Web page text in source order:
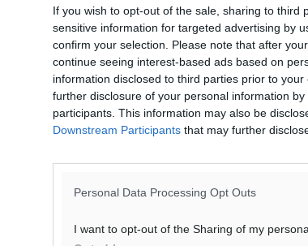
If you wish to opt-out of the sale, sharing to third
sensitive information for targeted advertising by
confirm your selection. Please note that after
continue seeing interest-based ads based on
information disclosed to third parties prior to
further disclosure of your personal information
participants. This information may also be
Downstream Participants that may further
Personal Data Processing Opt Outs
I want to opt-out of the Sharing of my
ΔΙΑΒΑΣΕ ΕΠΙΣΗΣ